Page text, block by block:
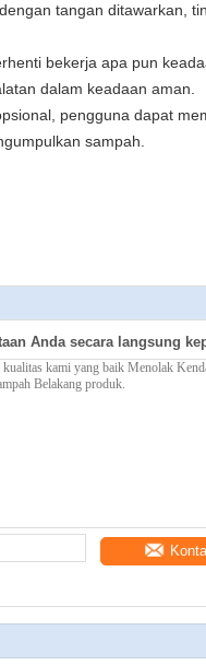
tangan ditawarkan,
bekerja apa pun
dalam keadaan aman.
pengguna dapat
sampah.
Anda secara langsung